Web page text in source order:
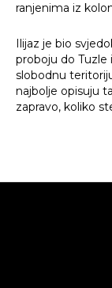
ranjenima iz
Ilijaz je bio
proboju do Tuzle
slobodnu
najbolje opisuju
zapravo, koliko